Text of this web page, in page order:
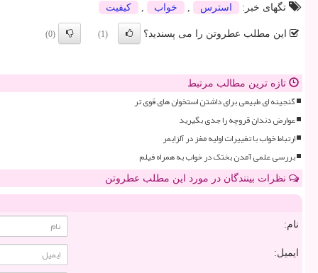
تگهای خبر:
استرس , خواب , كیفیت
این مطلب عطروتن را می پسندید؟ (1)
(0)
تازه ترین مطالب مرتبط
گنجینه ای طبیعی برای داشتن استخوان های قوی تر
عوارض دندان قروچه را جدی بگیرید
ارتباط خواب با تغییرات اولیه مغز در آلزایمر
بررسی علمی آمدن بختک در خواب به همراه فیلم
نظرات بینندگان در مورد این مطلب عطروتن
نام:
ایمیل: